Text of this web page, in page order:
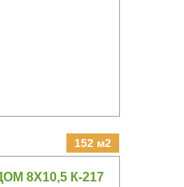
152 м2
8Х10,5 К-217